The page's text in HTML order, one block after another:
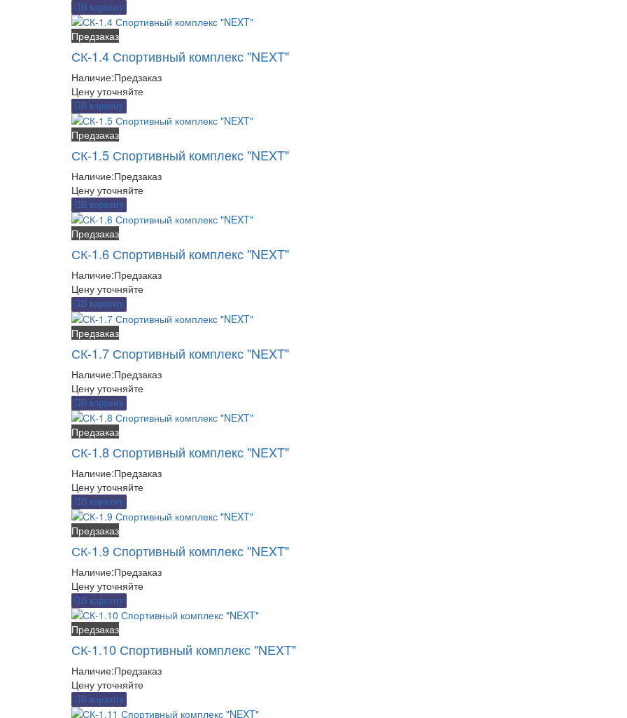
В корзину
Предзаказ
СК-1.4 Спортивный комплекс "NEXT"
Наличие:Предзаказ
Цену уточняйте
В корзину
Предзаказ
СК-1.5 Спортивный комплекс "NEXT"
Наличие:Предзаказ
Цену уточняйте
В корзину
Предзаказ
СК-1.6 Спортивный комплекс "NEXT"
Наличие:Предзаказ
Цену уточняйте
В корзину
Предзаказ
СК-1.7 Спортивный комплекс "NEXT"
Наличие:Предзаказ
Цену уточняйте
В корзину
Предзаказ
СК-1.8 Спортивный комплекс "NEXT"
Наличие:Предзаказ
Цену уточняйте
В корзину
Предзаказ
СК-1.9 Спортивный комплекс "NEXT"
Наличие:Предзаказ
Цену уточняйте
В корзину
Предзаказ
СК-1.10 Спортивный комплекс "NEXT"
Наличие:Предзаказ
Цену уточняйте
В корзину